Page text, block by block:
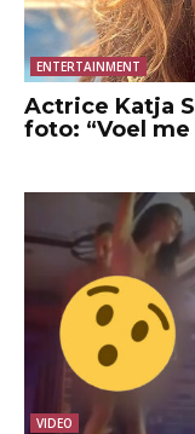
ENTERTAINMENT
Actrice Katja
foto: “Voel
VIDEO